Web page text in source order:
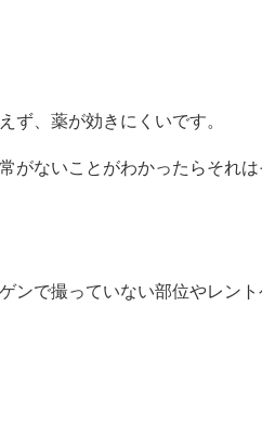
ず、薬が効きにくいです。
がないことがわかったらそれ
ンで撮っていない部位やレン